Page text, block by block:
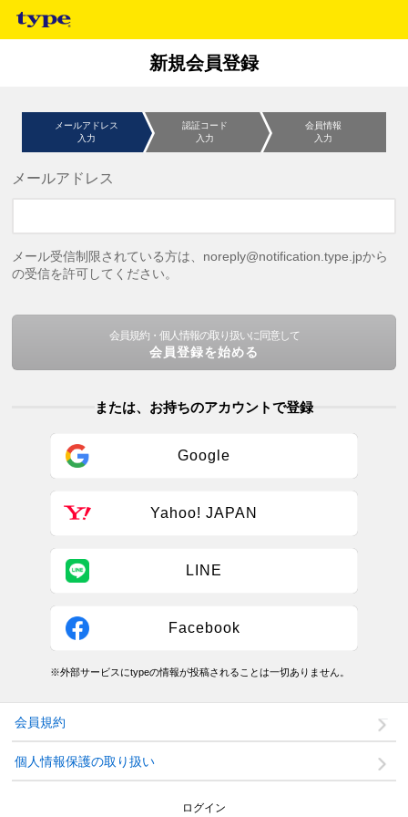
新規会員登録
メールアドレス
入力
認証コード
入力
会員情報
入力
メールアドレス
メール受信制限されている方は、noreply@notification.type.jpから
の受信を許可してください。
会員規約・個人情報の取り扱いに同意して
会員登録を始める
または、お持ちのアカウントで登録
Google
Yahoo! JAPAN
LINE
Facebook
※外部サービスにtypeの情報が投稿されることは一切ありません。
会員規約
個人情報保護の取り扱い
ログイン